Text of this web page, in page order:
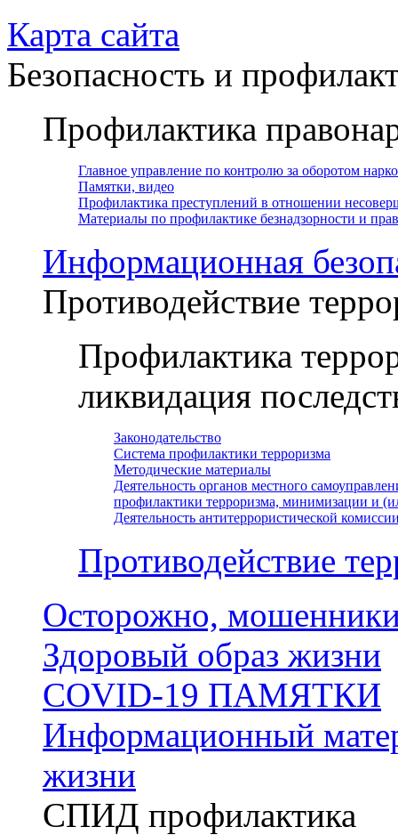
Карта сайта
Безопасность и
Профилактика
Главное управление по контролю за оборотом
Памятки, видео
Профилактика преступлений в отношении
Материалы по профилактике безнадзорности и
Информационная
Противодействие
Профилактика
ликвидация
Законодательство
Система профилактики терроризма
Методические материалы
Деятельность органов местного
профилактики терроризма, минимизации и
Деятельность антитеррористической
Противодействие
Осторожно,
Здоровый образ жизни
COVID-19 ПАМЯТКИ
Информационный
жизни
СПИД профилактика